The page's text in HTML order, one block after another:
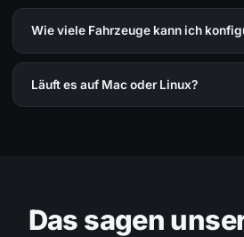
Wie viele Fahrzeuge kann ich
Läuft es auf Mac oder Linux?
Das sagen